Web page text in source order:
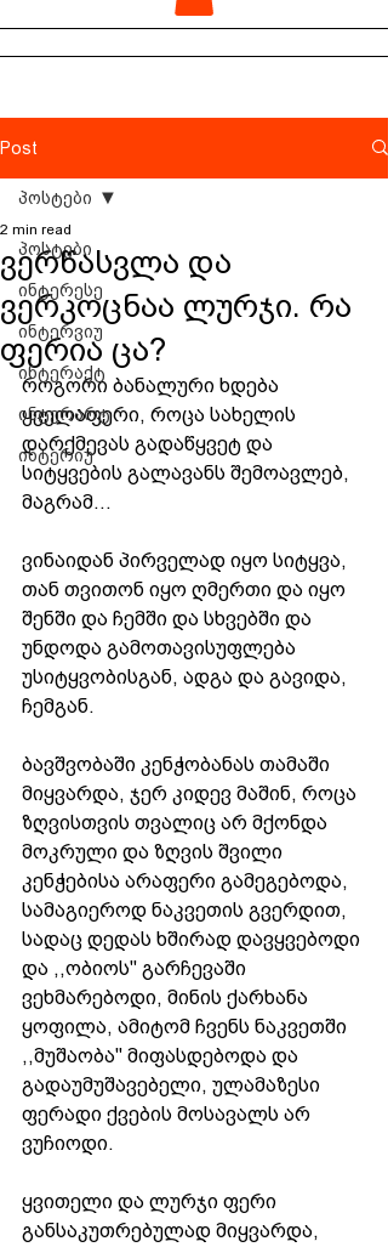
Post
პოსტები
ინტერესე
ინტერვიუ
ინტერაქტ
ინტერარტ
ინტერიუ
პოსტები
ვერწასვლა და
ვერკოცნაა ლურჯი. რა
ფერია ცა?
2 min read
როგორი ბანალური ხდება
ყველაფერი, როცა სახელის
დარქმევას გადაწყვეტ და
სიტყვების გალავანს შემოავლებ,
მაგრამ...
ვინაიდან პირველად იყო სიტყვა,
თან თვითონ იყო ღმერთი და იყო
შენში და ჩემში და სხვებში და
უნდოდა გამოთავისუფლება
უსიტყვობისგან, ადგა და გავიდა,
ჩემგან.
ბავშვობაში კენჭობანას თამაში
მიყვარდა, ჯერ კიდევ მაშინ, როცა
ზღვისთვის თვალიც არ მქონდა
მოკრული და ზღვის შვილი
კენჭებისა არაფერი გამეგებოდა,
სამაგიეროდ ნაკვეთის გვერდით,
სადაც დედას ხშირად დავყვებოდი
და ,,ობიოს'' გარჩევაში
ვეხმარებოდი, მინის ქარხანა
ყოფილა, ამიტომ ჩვენს ნაკვეთში
,,მუშაობა'' მიფასდებოდა და
გადაუმუშავებელი, ულამაზესი
ფერადი ქვების მოსავალს არ
ვუჩიოდი.
ყვითელი და ლურჯი ფერი
განსაკუთრებულად მიყვარდა,